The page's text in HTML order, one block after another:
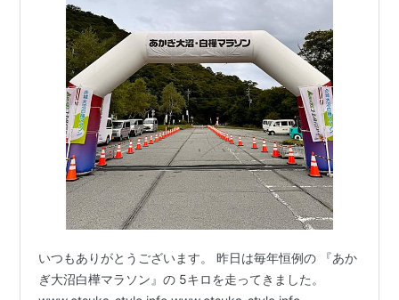
いつもありがとうございます。 昨日は毎年恒例の 『あか
ぎ大沼白樺マラソン』の 5キロを走ってきました。